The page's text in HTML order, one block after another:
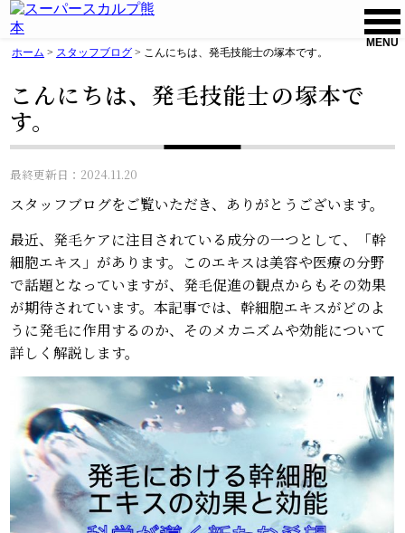
MENU
ホーム > スタッフブログ > こんにちは、発毛技能士の塚本です。
こんにちは、発毛技能士の塚本で
す。
最終更新日：2024.11.20
スタッフブログをご覧いただき、ありがとうございます。
最近、発毛ケアに注目されている成分の一つとして、「幹
細胞エキス」があります。このエキスは美容や医療の分野
で話題となっていますが、発毛促進の観点からもその効果
が期待されています。本記事では、幹細胞エキスがどのよ
うに発毛に作用するのか、そのメカニズムや効能について
詳しく解説します。